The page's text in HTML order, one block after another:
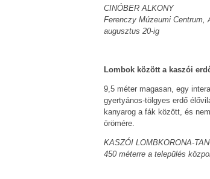
CINÓBER ALKONY
Ferenczy Múzeumi Centrum,
augusztus 20-ig
Lombok között a kaszói
9,5 méter magasan, egy
gyertyános-tölgyes erdő
kanyarog a fák között, és
örömére.
KASZÓI LOMBKORONA-
450 méterre a település